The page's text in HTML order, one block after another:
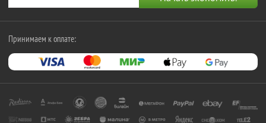
Принимаем к оплате: